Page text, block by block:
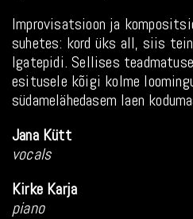
Improvisatsioon ja
suhetes: kord üks all, siis
Igatepidi. Sellises
esitusele kõigi kolme
südamelähedasem laen
Jana Kütt
vocals
Kirke Karja
piano